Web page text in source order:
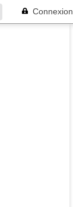
Connexion